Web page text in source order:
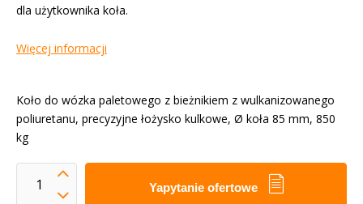
dla użytkownika koła.
Więcej informacji
Koło do wózka paletowego z bieżnikiem z wulkanizowanego
poliuretanu, precyzyjne łożysko kulkowe, Ø koła 85 mm, 850
kg
Yapytanie ofertowe